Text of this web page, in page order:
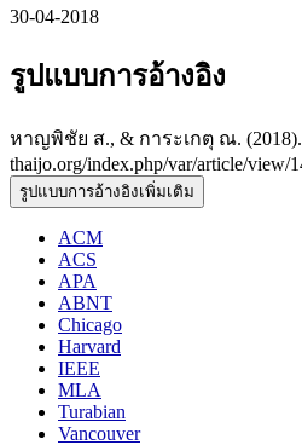
30-04-2018
รูปแบบการอ้างอิง
หาญพิชัย ส., & การะเกตุ ณ.
thaijo.org/index.php/var/article/view/
รูปแบบการอ้างอิงเพิ่มเติม
ACM
ACS
APA
ABNT
Chicago
Harvard
IEEE
MLA
Turabian
Vancouver